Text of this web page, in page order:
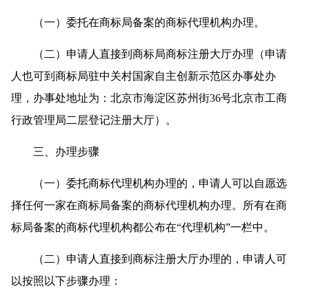
（一）委托在商标局备案的商标代理机构办理。
（二）申请人直接到商标局商标注册大厅办理（申请
人也可到商标局驻中关村国家自主创新示范区办事处办
理，办事处地址为：北京市海淀区苏州街36号北京市工商
行政管理局二层登记注册大厅）。
三、办理步骤
（一）委托商标代理机构办理的，申请人可以自愿选
择任何一家在商标局备案的商标代理机构办理。所有在商
标局备案的商标代理机构都公布在“代理机构”一栏中。
（二）申请人直接到商标注册大厅办理的，申请人可
以按照以下步骤办理：